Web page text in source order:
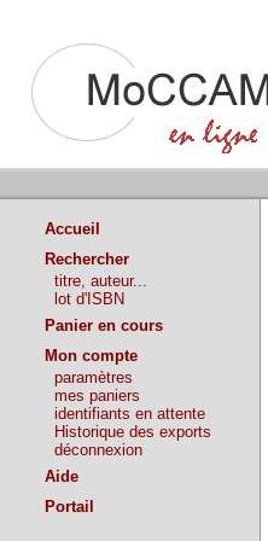
Accueil
Rechercher
titre, auteur...
lot d'ISBN
Panier en cours
Mon compte
paramètres
mes paniers
identifiants en attente
Historique des exports
déconnexion
Aide
Portail